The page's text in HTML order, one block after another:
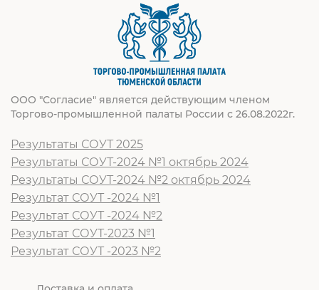
ООО "Согласие" является действующим членом
Торгово-промышленной палаты России с 26.08.2022г.
Результаты СОУТ 2025
Результаты СОУТ-2024 №1 октябрь 2024
Результаты СОУТ-2024 №2 октябрь 2024
Результат СОУТ -2024 №1
Результат СОУТ -2024 №2
Результат СОУТ-2023 №1
Результат СОУТ -2023 №2